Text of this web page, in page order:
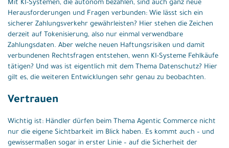
Mit KI-Systemen, die autonom bezahlen, sind auch ganz neue
Herausforderungen und Fragen verbunden: Wie lässt sich ein
sicherer Zahlungsverkehr gewährleisten? Hier stehen die Zeichen
derzeit auf Tokenisierung, also nur einmal verwendbare
Zahlungsdaten. Aber welche neuen Haftungsrisiken und damit
verbundenen Rechtsfragen entstehen, wenn KI-Systeme Fehlkäufe
tätigen? Und was ist eigentlich mit dem Thema Datenschutz? Hier
gilt es, die weiteren Entwicklungen sehr genau zu beobachten.
Vertrauen
Wichtig ist: Händler dürfen beim Thema Agentic Commerce nicht
nur die eigene Sichtbarkeit im Blick haben. Es kommt auch – und
gewissermaßen sogar in erster Linie – auf die Sicherheit der